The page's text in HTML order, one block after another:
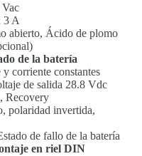
3 A
abierto, Ácido de plomo
de la batería
y corriente constantes
de salida 28.8 Vdc
Recovery
polaridad invertida,
de fallo de la batería
en riel DIN